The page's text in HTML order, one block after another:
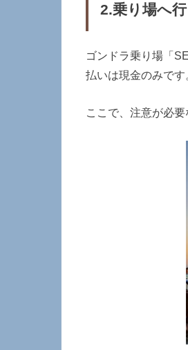
2.乗り場へ
ゴンドラ乗り場「
払いは現金のみです
ここで、注意が必要